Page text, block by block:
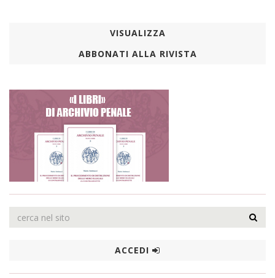
VISUALIZZA
ABBONATI ALLA RIVISTA
ACCEDI